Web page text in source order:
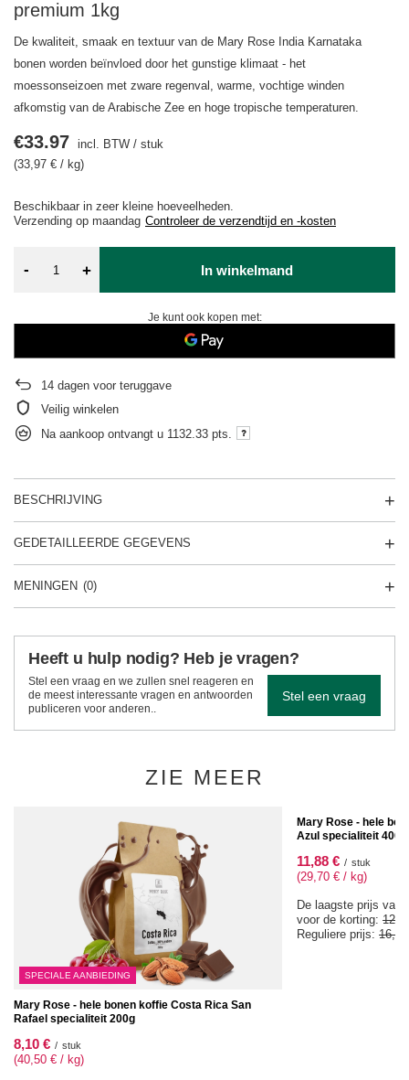
premium 1kg
De kwaliteit, smaak en textuur van de Mary Rose India Karnataka
bonen worden beïnvloed door het gunstige klimaat - het
moessonseizoen met zware regenval, warme, vochtige winden
afkomstig van de Arabische Zee en hoge tropische temperaturen.
Beschikbaar in zeer kleine hoeveelheden
Verzending op maandag Controleer de verzendtijd en -kosten
€33.97 incl. BTW / stuk
(33,97 € / kg)
- + In winkelmand
Je kunt ook kopen met:
14 dagen voor teruggave
Veilig winkelen
Na aankoop ontvangt u 1132.33 pts.
BESCHRIJVING
GEDETAILLEERDE GEGEVENS
MENINGEN (0)
Heeft u hulp nodig? Heb je vragen?
Stel een vraag en we zullen snel reageren en
de meest interessante vragen en antwoorden
publiceren voor anderen..
Stel een vraag
ZIE MEER
SPECIALE AANBIEDING
Mary Rose - hele bonen koffie Costa Rica San
Rafael specialiteit 200g
8,10 € / stuk
(40,50 € / kg)
Mary Rose - hele
Azul specialiteit 400g
11,88 € / stuk
(29,70 € / kg)
De laagste prijs van
voor de korting:
Reguliere prijs: